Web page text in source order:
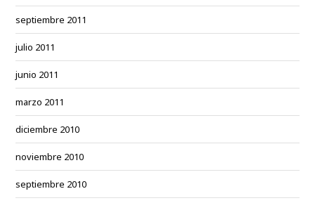
septiembre 2011
julio 2011
junio 2011
marzo 2011
diciembre 2010
noviembre 2010
septiembre 2010